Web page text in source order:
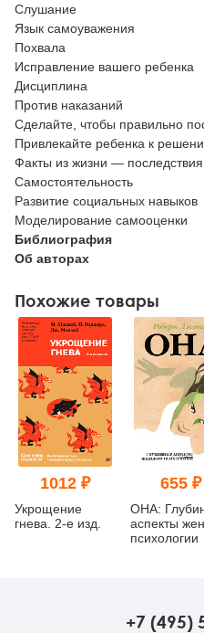
Слушание
Язык самоуважения
Похвала
Исправление вашего ребенка
Дисциплина
Против наказаний
Сделайте, чтобы правильно
Привлекайте ребенка к
Факты из жизни — последствия
Самостоятельность
Развитие социальных навыков
Моделирование самооценки
Библиография
Об авторах
Похожие товары
1012 ₽
Укрощение
гнева. 2-е изд.
655 ₽
ОНА:
аспекты
психологии
+7 (495)